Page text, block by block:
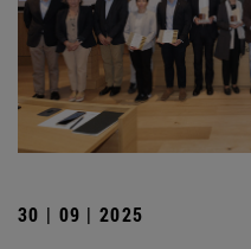
30 | 09 | 2025